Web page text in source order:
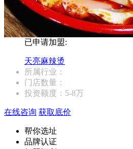
已申请加盟:
天亮麻辣烫
所属行业：
门店数量：
投资额度： 5-8万
在线咨询 获取底价
帮你选址
品牌认证